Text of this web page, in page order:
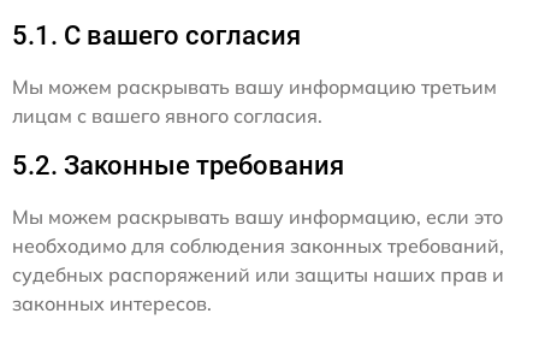
5.1. С вашего согласия
Мы можем раскрывать вашу информацию третьим
лицам с вашего явного согласия.
5.2. Законные требования
Мы можем раскрывать вашу информацию, если это
необходимо для соблюдения законных требований,
судебных распоряжений или защиты наших прав и
законных интересов.